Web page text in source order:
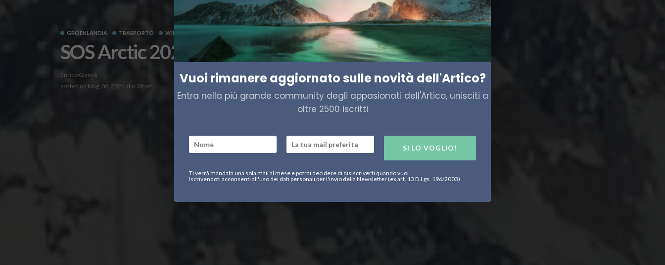
GROENLANDIA TRASPORTO WINDSLED 24
SOS Arctic 2024, il viaggio del Windsled
Enrico Gianoli
posted on Mag. 08, 2024 at 6:39 pm Vuoi rimanere aggiornato sulle novità dell'Artico?
Entra nella più grande community degli appasionati dell'Artico, unisciti a
oltre 2500 iscritti
SI LO VOGLIO!
Ti verrà mandata una sola mail al mese e potrai decidere di disiscriverti quando vuoi.
Iscrivendoti acconsenti all'uso dei dati personali per l'invio della Newsletter (ex art. 13 D.Lgs. 196/2003)